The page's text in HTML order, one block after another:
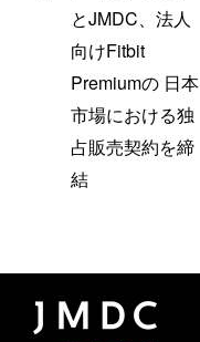
とJMDC、法人
向けFitbit
Premiumの 日本
市場における独
占販売契約を締
結